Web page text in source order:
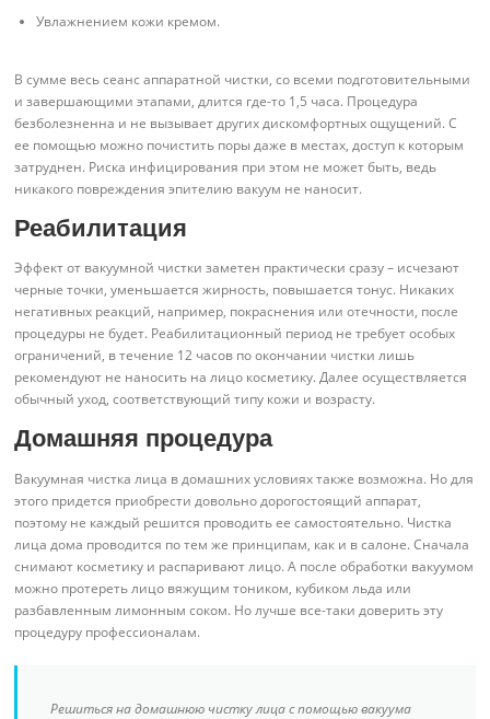
Увлажнением кожи кремом.
В сумме весь сеанс аппаратной чистки, со всеми подготовительными
и завершающими этапами, длится где-то 1,5 часа. Процедура
безболезненна и не вызывает других дискомфортных ощущений. С
ее помощью можно почистить поры даже в местах, доступ к которым
затруднен. Риска инфицирования при этом не может быть, ведь
никакого повреждения эпителию вакуум не наносит.
Реабилитация
Эффект от вакуумной чистки заметен практически сразу – исчезают
черные точки, уменьшается жирность, повышается тонус. Никаких
негативных реакций, например, покраснения или отечности, после
процедуры не будет. Реабилитационный период не требует особых
ограничений, в течение 12 часов по окончании чистки лишь
рекомендуют не наносить на лицо косметику. Далее осуществляется
обычный уход, соответствующий типу кожи и возрасту.
Домашняя процедура
Вакуумная чистка лица в домашних условиях также возможна. Но для
этого придется приобрести довольно дорогостоящий аппарат,
поэтому не каждый решится проводить ее самостоятельно. Чистка
лица дома проводится по тем же принципам, как и в салоне. Сначала
снимают косметику и распаривают лицо. А после обработки вакуумом
можно протереть лицо вяжущим тоником, кубиком льда или
разбавленным лимонным соком. Но лучше все-таки доверить эту
процедуру профессионалам.
Решиться на домашнюю чистку лица с помощью вакуума